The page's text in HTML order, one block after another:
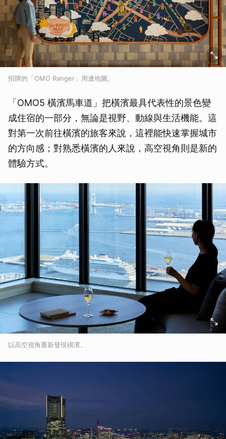
招牌的「OMO Ranger」周邊地圖。
「OMO5 橫濱馬車道」把橫濱最具代表性的景色變
成住宿的一部分，無論是視野、動線與生活機能。這
對第一次前往橫濱的旅客來說，這裡能快速掌握城市
的方向感；對熟悉橫濱的人來說，高空視角則是新的
體驗方式。
以高空視角重新發現橫濱。